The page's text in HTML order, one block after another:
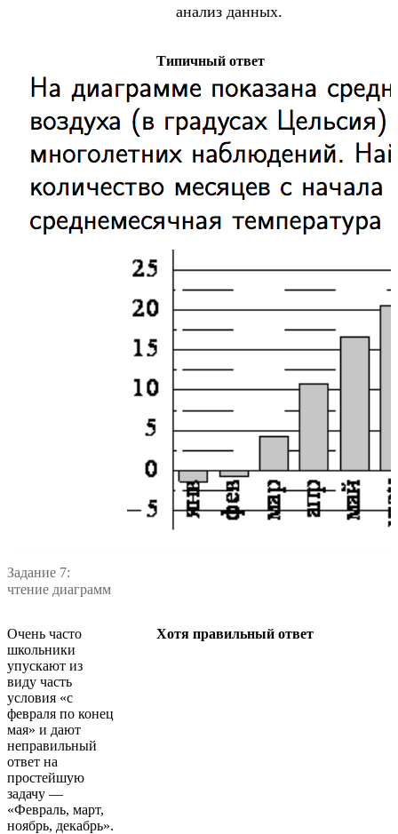
анализ данных.
Задание 7:
чтение диаграмм
Типичный ответ
Очень часто
школьники
упускают из
виду часть
условия «с
февраля по конец
мая» и дают
неправильный
ответ на
простейшую
задачу —
«Февраль, март,
ноябрь, декабрь».
Хотя правильный ответ